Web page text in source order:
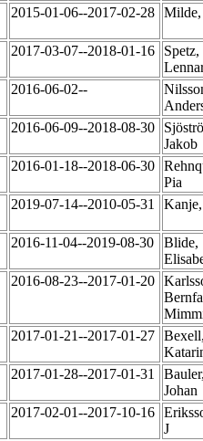
2015-01-06--2017-02-28
2017-03-07--2018-01-16
Spetz,
2016-06-02--
2016-06-09--2018-08-30
Jakob
2016-01-18--2018-06-30
Pia
2019-07-14--2010-05-31
2016-11-04--2019-08-30
Blide,
2016-08-23--2017-01-20
2017-01-21--2017-01-27
2017-01-28--2017-01-31
Johan
2017-02-01--2017-10-16
J